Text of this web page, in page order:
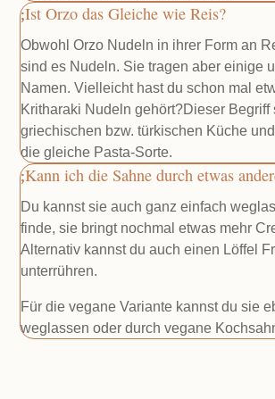
Ist Orzo das Gleiche wie Reis?
Obwohl Orzo Nudeln in ihrer Form an
sind es Nudeln. Sie tragen aber einige
Namen. Vielleicht hast du schon mal
Kritharaki Nudeln gehört?Dieser Begriff
griechischen bzw. türkischen Küche
die gleiche Pasta-Sorte.
Kann ich die Sahne durch etwas
Du kannst sie auch ganz einfach
finde, sie bringt nochmal etwas mehr
Alternativ kannst du auch einen Löffel
unterrühren.
Für die vegane Variante kannst du sie
weglassen oder durch vegane